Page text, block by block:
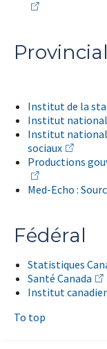
Provincial
Institut de la
Institut national
Institut national
sociaux
Productions
Med-Echo :
Fédéral
Statistiques
Santé Canada
Institut
To top